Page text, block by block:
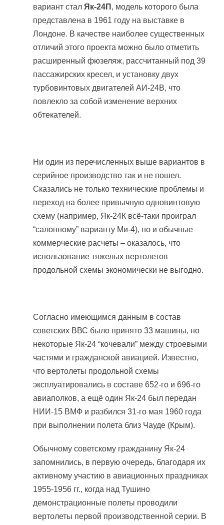
вариант стал Як-24П , модель которого была
представлена в 1961 году на выставке в
Лондоне. В качестве наиболее существенных
отличий этого проекта можно было отметить
расширенный фюзеляж, рассчитанный под 39
пассажирских кресел, и установку двух
турбовинтовых двигателей АИ-24В, что
повлекло за собой изменение верхних
обтекателей.
Ни один из перечисленных выше вариантов в
серийное производство так и не пошел.
Сказались не только технические проблемы и
переход на более привычную одновинтовую
схему (например, Як-24К всё-таки проиграл
“салонному” варианту Ми-4), но и обычные
коммерческие расчеты – оказалось, что
использование тяжелых вертолетов
продольной схемы экономически не выгодно.
Согласно имеющимся данным в состав
советских ВВС было принято 33 машины, но
некоторые Як-24 “кочевали” между строевыми
частями и гражданской авиацией. Известно,
что вертолеты продольной схемы
эксплуатировались в составе 652-го и 696-го
авиаполков, а ещё один Як-24 был передан
НИИ-15 ВМФ и разбился 31-го мая 1960 года
при выполнении полета близ Чауде (Крым).
Обычному советскому гражданину Як-24
запомнились, в первую очередь, благодаря их
активному участию в авиационных праздниках
1955-1956 гг., когда над Тушино
демонстрационные полеты проводили
вертолеты первой производственной серии. В